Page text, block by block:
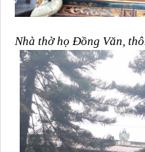
Nhà thờ họ Đồng Văn,